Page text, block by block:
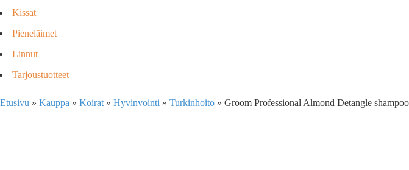
Kissat
Pieneläimet
Linnut
Tarjoustuotteet
Etusivu » Kauppa » Koirat » Hyvinvointi » Turkinhoito » Groom Professional Almond Detangle